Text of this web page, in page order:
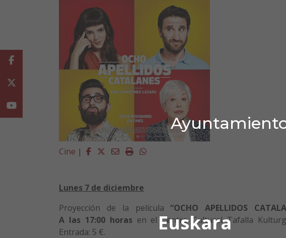
Euskara
Cine | Facebook
Twitter
EmailImprimirWhatsapp
Lunes 7 de diciembre
Proyección de la película“OCHO APELLIDOS
A las 17:00 horas en el Centro Cultural Tafalla
Entrada: 5 €.
Facebook
Youtube